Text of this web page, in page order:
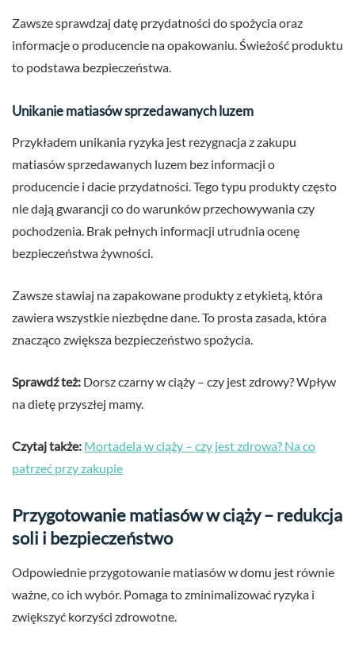
Zawsze sprawdzaj datę przydatności do spożycia oraz
informacje o producencie na opakowaniu. Świeżość produktu
to podstawa bezpieczeństwa.
Unikanie matiasów sprzedawanych luzem
Przykładem unikania ryzyka jest rezygnacja z zakupu
matiasów sprzedawanych luzem bez informacji o
producencie i dacie przydatności. Tego typu produkty często
nie dają gwarancji co do warunków przechowywania czy
pochodzenia. Brak pełnych informacji utrudnia ocenę
bezpieczeństwa żywności.
Zawsze stawiaj na zapakowane produkty z etykietą, która
zawiera wszystkie niezbędne dane. To prosta zasada, która
znacząco zwiększa bezpieczeństwo spożycia.
Sprawdź też: Dorsz czarny w ciąży – czy jest zdrowy? Wpływ
na dietę przyszłej mamy.
Czytaj także: Mortadela w ciąży – czy jest zdrowa? Na co
patrzeć przy zakupie
Przygotowanie matiasów w ciąży – redukcja
soli i bezpieczeństwo
Odpowiednie przygotowanie matiasów w domu jest równie
ważne, co ich wybór. Pomaga to zminimalizować ryzyka i
zwiększyć korzyści zdrowotne.